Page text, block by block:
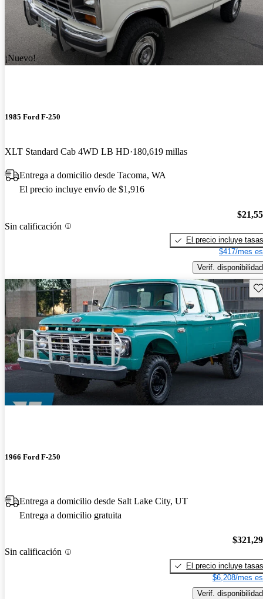
¡Nuevo!
1985 Ford F-250
XLT Standard Cab 4WD LB HD 180,619 millas
Entrega a domicilio desde Tacoma, WA
El precio incluye envío de $1,916
Sin calificación
El precio incluye tasas
$417/mes
Verif. disponibilidad
1966 Ford F-250
Entrega a domicilio desde Salt Lake City, UT
Entrega a domicilio gratuita
Sin calificación
El precio incluye tasas
$6,208/mes
Verif. disponibilidad